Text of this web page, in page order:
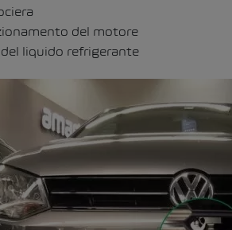
del motore
liquido refrigerante